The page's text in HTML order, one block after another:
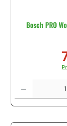
Bosch PRO